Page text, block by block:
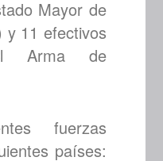
Mayor de
y 11 efectivos
Arma de
fuerzas
países: